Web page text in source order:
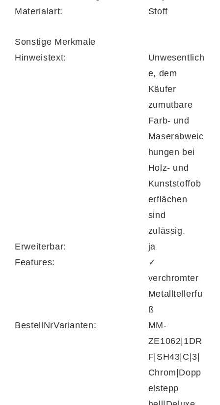
Materialart:
Stoff
Sonstige Merkmale
Hinweistext:
Unwesentlich
e, dem
Käufer
zumutbare
Farb- und
Maserabweic
hungen bei
Holz- und
Kunststoffob
erflächen
sind
zulässig.
Erweiterbar:
ja
Features:
✓
verchromter
Metalltellerfu
ß
BestellNrVarianten:
MM-
ZE1062|1DR
F|SH43|C|3|
Chrom|Dopp
elstepp